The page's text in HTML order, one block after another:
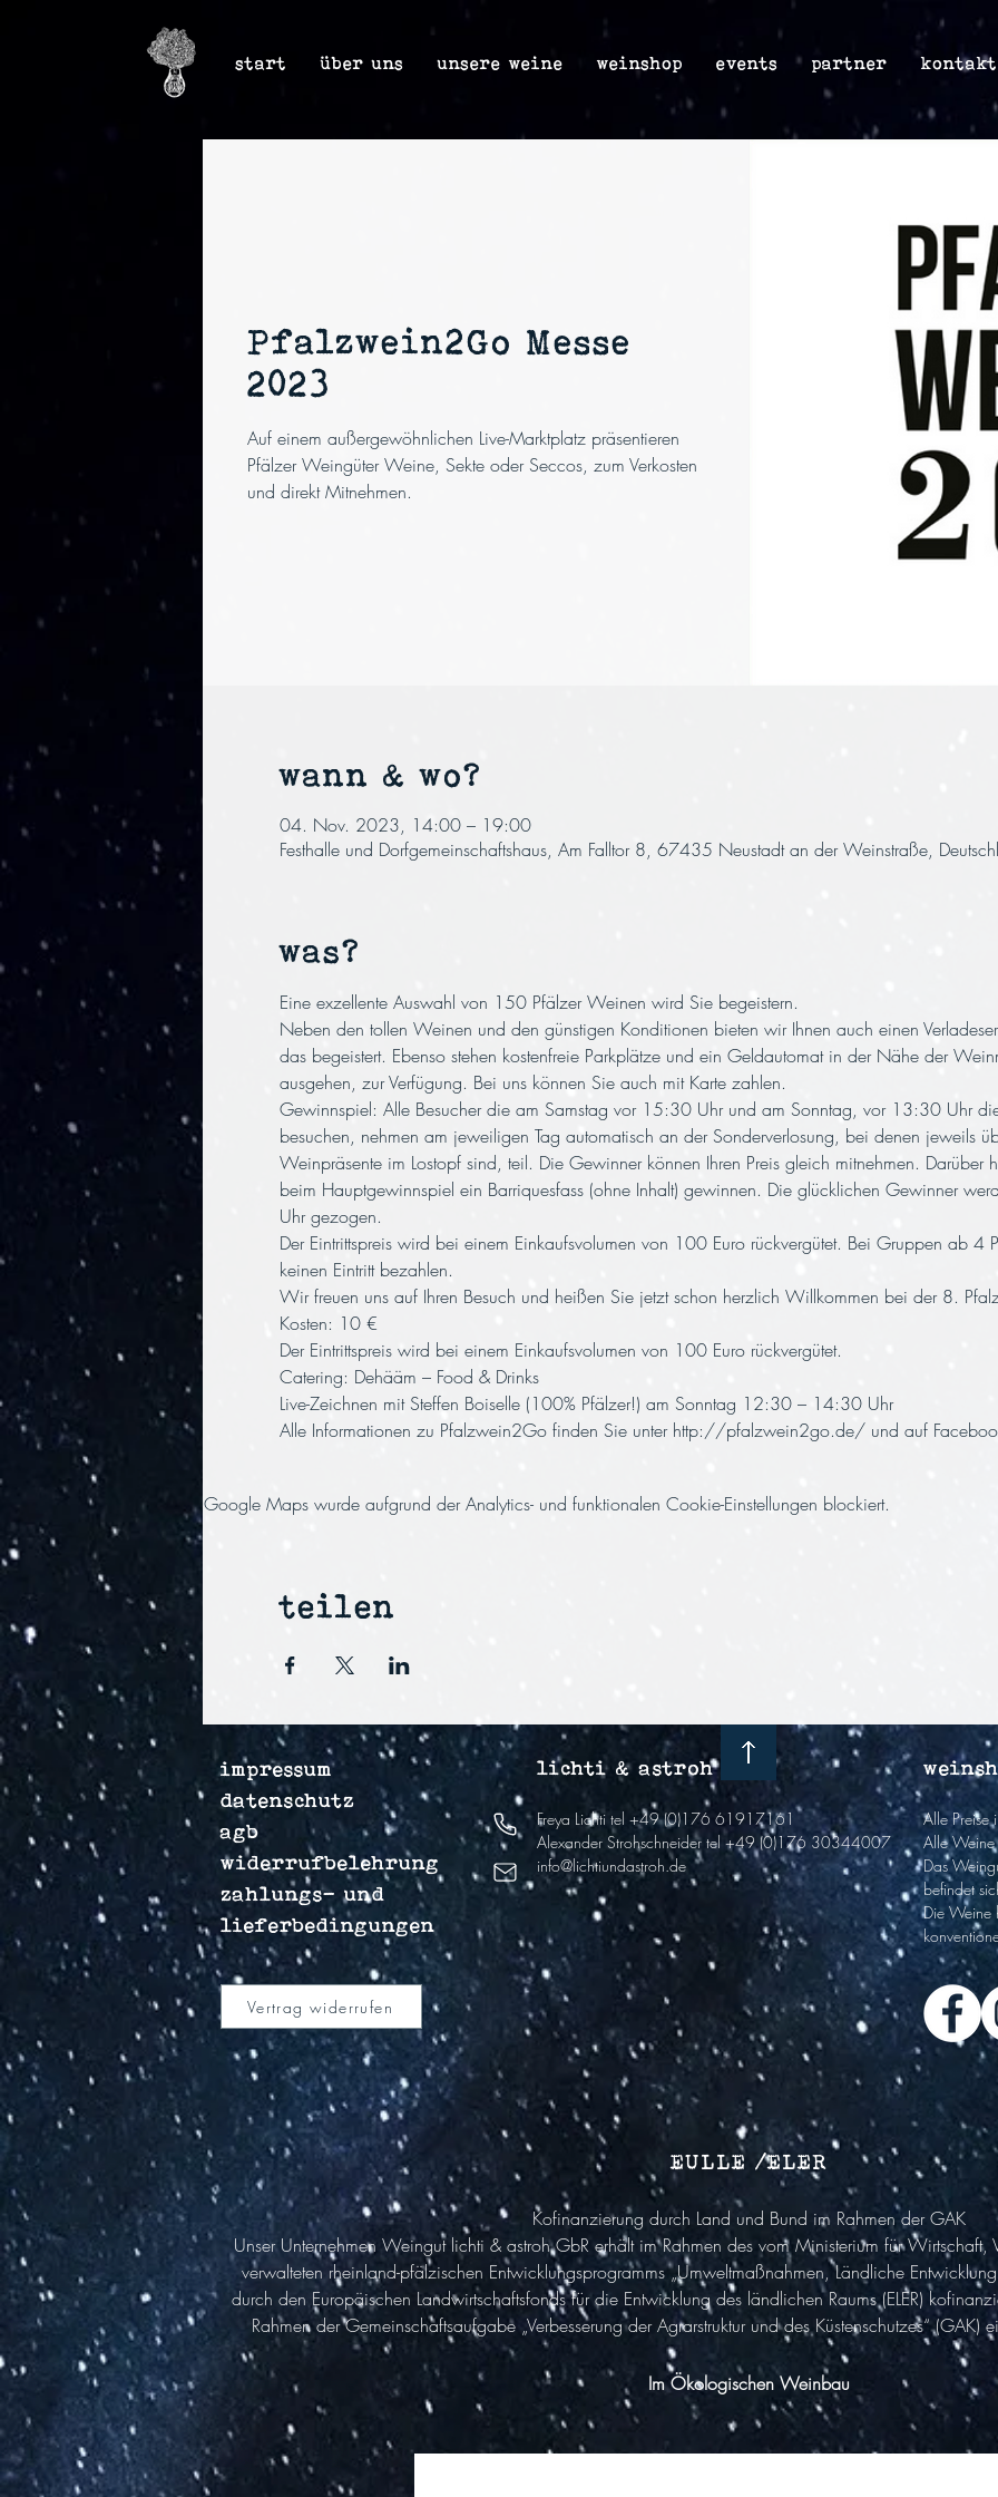
start über uns unsere weine weinshop events partner kontakt
Pfalzwein2Go Messe
2023
Auf einem außergewöhnlichen Live-Marktplatz präsentieren
Pfälzer Weingüter Weine, Sekte oder Seccos, zum Verkosten
und direkt Mitnehmen.
wann & wo?
04. Nov. 2023, 14:00 – 19:00
Festhalle und Dorfgemeinschaftshaus, Am Falltor 8, 67435 Neustadt an der Weinstraße,
was?
Eine exzellente Auswahl von 150 Pfälzer Weinen wird Sie begeistern.
Neben den tollen Weinen und den günstigen Konditionen bieten wir Ihnen auch einen
das begeistert. Ebenso stehen kostenfreie Parkplätze und ein Geldautomat in der Nähe der
ausgehen, zur Verfügung. Bei uns können Sie auch mit Karte zahlen.
Gewinnspiel: Alle Besucher die am Samstag vor 15:30 Uhr und am Sonntag, vor 13:30 Uhr
besuchen, nehmen am jeweiligen Tag automatisch an der Sonderverlosung, bei denen jeweils
Weinpräsente im Lostopf sind, teil. Die Gewinner können Ihren Preis gleich mitnehmen. Darüber
beim Hauptgewinnspiel ein Barriquesfass (ohne Inhalt) gewinnen. Die glücklichen Gewinner
Uhr gezogen.
Der Eintrittspreis wird bei einem Einkaufsvolumen von 100 Euro rückvergütet. Bei Gruppen ab 4
keinen Eintritt bezahlen.
Wir freuen uns auf Ihren Besuch und heißen Sie jetzt schon herzlich Willkommen bei der 8.
Kosten: 10 €
Der Eintrittspreis wird bei einem Einkaufsvolumen von 100 Euro rückvergütet.
Catering: Dehääm – Food & Drinks
Live-Zeichnen mit Steffen Boiselle (100% Pfälzer!) am Sonntag 12:30 – 14:30 Uhr
Alle Informationen zu Pfalzwein2Go finden Sie unter http://pfalzwein2go.de/ und auf
Google Maps wurde aufgrund der Analytics- und funktionalen Cookie-Einstellungen blockiert.
teilen
impressum
datenschutz
agb
widerrufbelehrung
zahlungs- und
lieferbedingungen
lichti & astroh
Freya Lichti tel +49 (0)176 61917161
Alexander Strohschneider tel +49 (0)176 30344007
info@lichtiundastroh.de
Alle
Alle Weine
Das
befindet
Die Weine
k
Vertrag widerrufen
EULLE /ELER
Kofinanzierung durch Land und Bund im Rahmen der GAK
Unser Unternehmen Weingut lichti & astroh GbR erhält im Rahmen des vom Ministerium für Wirtschaft,
verwalteten rheinland-pfälzischen Entwicklungsprogramms „Umweltmaßnahmen, Ländliche
durch den Europäischen Landwirtschaftsfonds für die Entwicklung des ländlichen Raums (ELER)
Rahmen der Gemeinschaftsaufgabe „Verbesserung der Agrarstruktur und des Küstenschutzes“ (GAK)
Im Ökologischen Weinbau